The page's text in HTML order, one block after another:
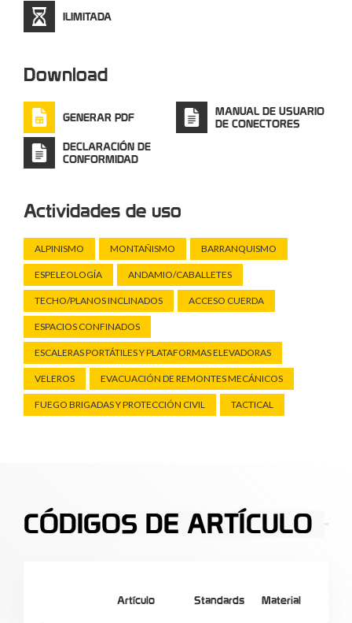
ILIMITADA
Download
GENERAR PDF
MANUAL DE USUARIO
DE CONECTORES
DECLARACIÓN DE
CONFORMIDAD
Actividades de uso
ALPINISMO MONTAÑISMO BARRANQUISMO
ESPELEOLOGÍA ANDAMIO/CABALLETES
TECHO/PLANOS INCLINADOS ACCESO CUERDA
ESPACIOS CONFINADOS
ESCALERAS PORTÁTILES Y PLATAFORMAS ELEVADORAS
VELEROS EVACUACIÓN DE REMONTES MECÁNICOS
FUEGO BRIGADAS Y PROTECCIÓN CIVIL TACTICAL
CÓDIGOS DE ARTÍCULO
Artículo Standards Material